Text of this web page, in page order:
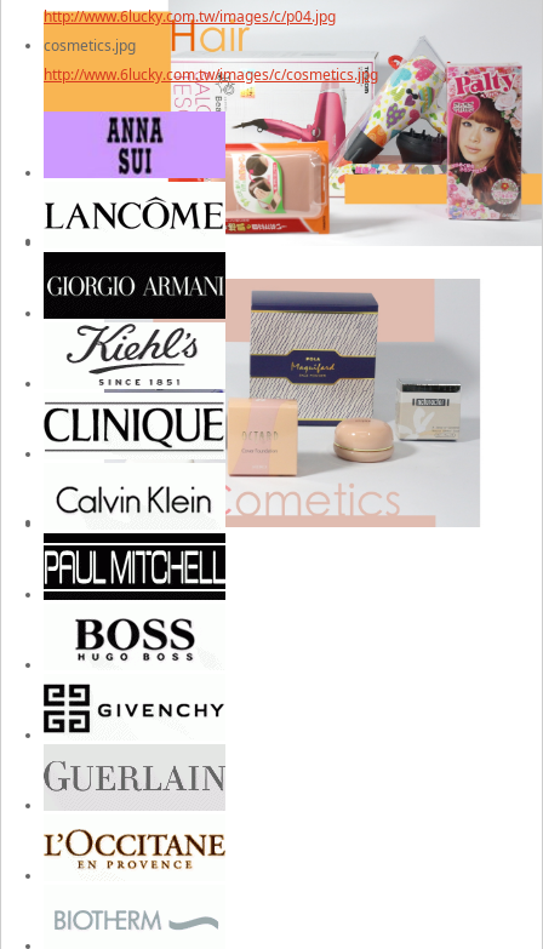
cosmetics.jpg
http://www.6lucky.com.tw/images/c/p04.jpg
cosmetics.jpg
http://www.6lucky.com.tw/images/c/cosmetics.jpg